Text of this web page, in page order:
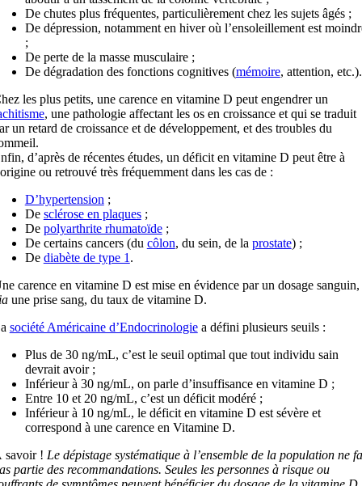
De chutes plus fréquentes, particulièrement chez les sujets âgés ;
De dépression, notamment en hiver où l’ensoleillement est
;
De perte de la masse musculaire ;
De dégradation des fonctions cognitives (mémoire, attention, etc.).
les plus petits, une carence en vitamine D peut engendrer un
, une pathologie affectant les os en croissance et qui se traduit
un retard de croissance et de développement, et des troubles du
d’après de récentes études, un déficit en vitamine D peut être à
ou retrouvé très fréquemment dans les cas de :
D’hypertension ;
De sclérose en plaques;
De polyarthrite rhumatoïde;
De certains cancers (du côlon, du sein, de la prostate) ;
De diabète de type 1 .
carence en vitamine D est mise en évidence par un dosage sanguin,
une prise sang, du taux de vitamine D.
société Américaine d’Endocrinologiea défini plusieurs seuils :
Plus de 30 ng/mL, c’est le seuil optimal que tout individu sain
devrait avoir ;
Inférieur à 30 ng/mL, on parle d’insuffisance en vitamine D ;
Entre 10 et 20 ng/mL, c’est un déficit modéré ;
Inférieur à 10 ng/mL, le déficit en vitamine D est sévère et
correspond à une carence en Vitamine D.
savoir ! Le dépistage systématique à l’ensemble de la population ne
partie des recommandations. Seules les personnes à risque ou